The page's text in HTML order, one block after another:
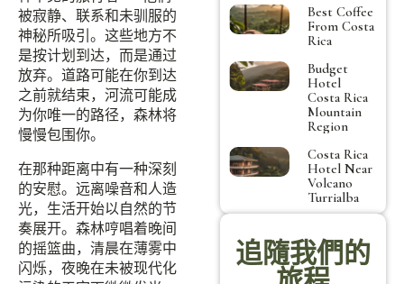
被寂静、联系和未驯服的
神秘所吸引。这些地方不
是按计划到达，而是通过
放弃。道路可能在你到达
之前就结束，河流可能成
为你唯一的路径，森林将
慢慢包围你。
在那种距离中有一种深刻
的安慰。远离噪音和人造
光，生活开始以自然的节
奏展开。森林哼唱着晚间
的摇篮曲，清晨在薄雾中
闪烁，夜晚在未被现代化
Best Coffee
From Costa
Rica
Budget
Hotel
Costa Rica
Mountain
Region
Costa Rica
Hotel Near
Volcano
Turrialba
追隨我們的